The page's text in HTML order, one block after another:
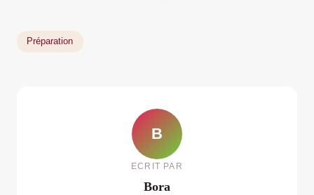
Préparation
B
ECRIT PAR
Bora